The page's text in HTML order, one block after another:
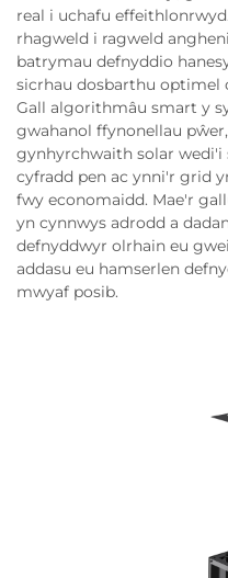
real i uchafu
rhagweld i ragweld
batrymau defnyddio
sicrhau dosbarthu optimel
Gall algorithmâu smart y
gwahanol ffynonellau
gynhyrchwaith solar
cyfradd pen ac ynni'r grid
fwy economaidd. Mae'r
yn cynnwys adrodd a
defnyddwyr olrhain eu
addasu eu hamserlen
mwyaf posib.